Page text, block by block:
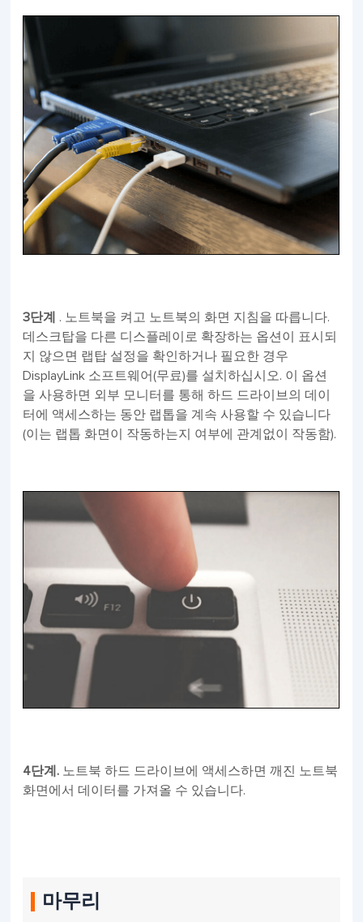
3단계
. 노트북을 켜고 노트북의 화면 지침을 따릅니다.
데스크탑을 다른 디스플레이로 확장하는 옵션이 표시되
지 않으면 랩탑 설정을 확인하거나 필요한 경우
DisplayLink 소프트웨어(무료)를 설치하십시오. 이 옵션
을 사용하면 외부 모니터를 통해 하드 드라이브의 데이
터에 액세스하는 동안 랩톱을 계속 사용할 수 있습니다
(이는 랩톱 화면이 작동하는지 여부에 관계없이 작동함).
4단계. 노트북 하드 드라이브에 액세스하면 깨진 노트북
화면에서 데이터를 가져올 수 있습니다.
마무리